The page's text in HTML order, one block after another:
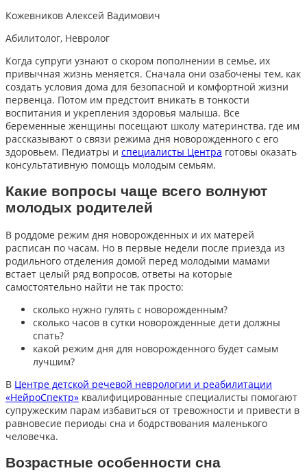
Кожевников Алексей Вадимович
Абилитолог, Невролог
Когда супруги узнают о скором пополнении в семье, их
привычная жизнь меняется. Сначала они озабочены тем, как
создать условия дома для безопасной и комфортной жизни
первенца. Потом им предстоит вникать в тонкости
воспитания и укрепления здоровья малыша. Все
беременные женщины посещают школу материнства, где им
рассказывают о связи режима дня новорожденного с его
здоровьем. Педиатры и специалисты Центра готовы оказать
консультативную помощь молодым семьям.
Какие вопросы чаще всего волнуют
молодых родителей
В роддоме режим дня новорожденных и их матерей
расписан по часам. Но в первые недели после приезда из
родильного отделения домой перед молодыми мамами
встает целый ряд вопросов, ответы на которые
самостоятельно найти не так просто:
сколько нужно гулять с новорожденным?
сколько часов в сутки новорожденные дети должны
спать?
какой режим дня для новорожденного будет самым
лучшим?
В Центре детской речевой неврологии и реабилитации
«НейроСпектр» квалифицированные специалисты помогают
супружеским парам избавиться от тревожности и привести в
равновесие периоды сна и бодрствования маленького
человечка.
Возрастные особенности сна